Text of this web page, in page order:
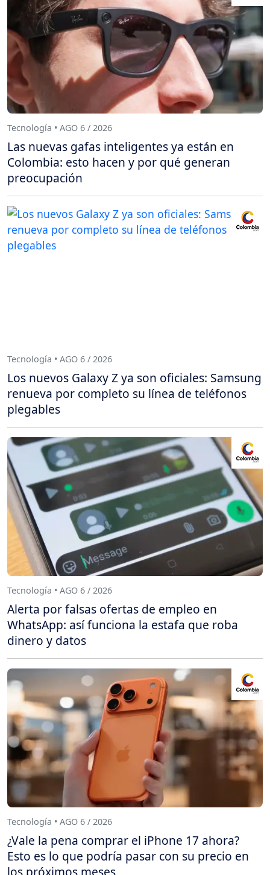
Tecnología • AGO 6 / 2026
Las nuevas gafas inteligentes ya están en
Colombia: esto hacen y por qué generan
preocupación
Tecnología • AGO 6 / 2026
Los nuevos Galaxy Z ya son oficiales: Samsung
renueva por completo su línea de teléfonos
plegables
Tecnología • AGO 6 / 2026
Alerta por falsas ofertas de empleo en
WhatsApp: así funciona la estafa que roba
dinero y datos
Tecnología • AGO 6 / 2026
¿Vale la pena comprar el iPhone 17 ahora?
Esto es lo que podría pasar con su precio en